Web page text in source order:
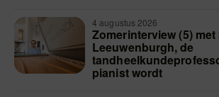
4 augustus 2026
Zomerinterview (5)
Leeuwenburgh, de
pianist wordt